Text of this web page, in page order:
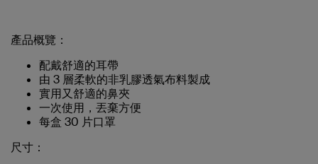
產品概覽：
配戴舒適的耳帶
由 3 層柔軟的非乳膠透氣布料製成
實用又舒適的鼻夾
一次使用，丟棄方便
每盒 30 片口罩
尺寸：